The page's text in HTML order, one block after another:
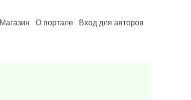
Магазин О портале Вход для авторов